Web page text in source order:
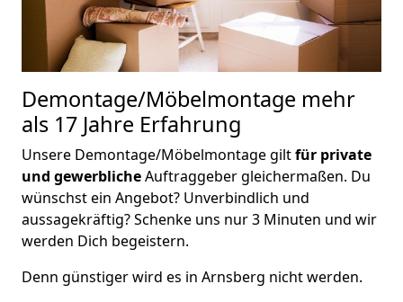
Demontage/Möbelmontage mehr
als 17 Jahre Erfahrung
Unsere Demontage/Möbelmontage giltfür private
und gewerblicheAuftraggeber gleichermaßen. Du
wünschst ein Angebot? Unverbindlich und
aussagekräftig? Schenke uns nur 3 Minuten und wir
werden Dich begeistern.
Denn günstiger wird es in Arnsberg nicht werden.